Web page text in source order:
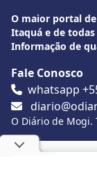
O maior portal
Itaquá e de
Informação de
Fale Conosco
whatsapp
O Diário de Mogi.
Siga O Diário
Utilizamos